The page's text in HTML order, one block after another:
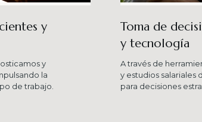
y
y
la
de trabajo.
Toma de
y tecnología​
A través de
y estudios salariales
para decisiones